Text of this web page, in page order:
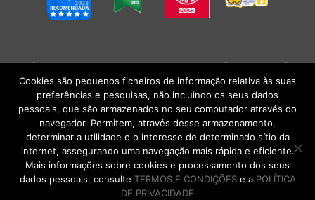
POLÍTICA DE PRIVACIDADE|TERMOS E CONDIÇÕESlCONDIÇÕES
GERAIS DE VENDA| Alberto Oculista, SA 2026. Todos os direitos reservados.
Cookies são pequenos ficheiros de informação relativa às suas
preferências e pesquisas, não incluindo os seus dados
pessoais, que são armazenados no seu computador através do
navegador. Permitem, através desse armazenamento,
determinar a utilidade e o interesse de determinado sítio da
internet, assegurando uma navegação mais rápida e eficiente.
Mais informações sobre cookies e processamento dos seus
dados pessoais, consulte TERMOS E CONDIÇÕESe a POLÍTICA
DE PRIVACIDADE